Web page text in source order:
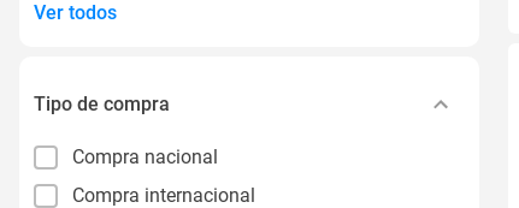
Ver todos
Tipo de compra
Compra nacional
Compra internacional